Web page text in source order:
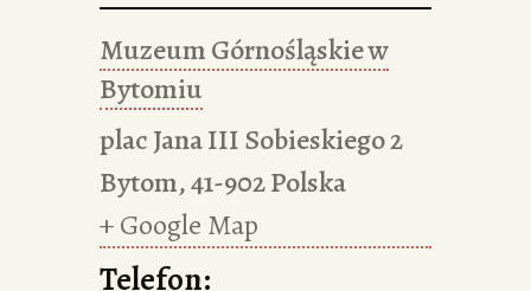
Muzeum Górnośląskie w
Bytomiu
plac Jana III Sobieskiego 2
Bytom,41-902Polska
+ Google Map
Telefon: